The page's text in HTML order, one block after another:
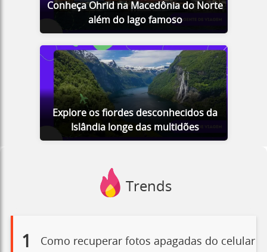
Conheça Ohrid na Macedônia do Norte
além do lago famoso
Explore os fiordes desconhecidos da
Islândia longe das multidões
Trends
1 Como recuperar fotos apagadas do celular